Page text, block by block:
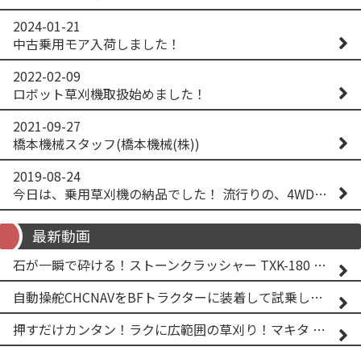
2024-01-21
中古乗用モア入荷しました！
2022-02-09
ロボット草刈機取扱始めました！
2021-09-27
橋本機械スタッフ(橋本機械(株))
2019-08-24
今日は、乗用草刈機の納品でした！ 流行りの、4WD！ #イセキアグリ #オーレック #四駆 #増税間近
最新動画
石が一瞬で砕ける！ストーンクラッシャー TXK-180 実演
自動操舵CHCNAVをBFトラクターに装着して試乗してみた！！ CHCNAV NX610
押すだけカンタン！ラクに広範囲の草刈り！マキタ バッテリー式草刈り機 MUG001G 2